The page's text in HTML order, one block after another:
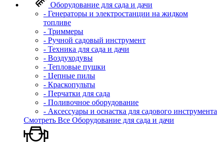
Оборудование для сада и дачи
- Генераторы и электростанции на жидком
топливе
- Триммеры
- Ручной садовый инструмент
- Техника для сада и дачи
- Воздуходувы
- Тепловые пушки
- Цепные пилы
- Краскопульты
- Перчатки для сада
- Поливочное оборудование
- Аксессуары и оснастка для садового инструмента
Смотреть Все Оборудование для сада и дачи